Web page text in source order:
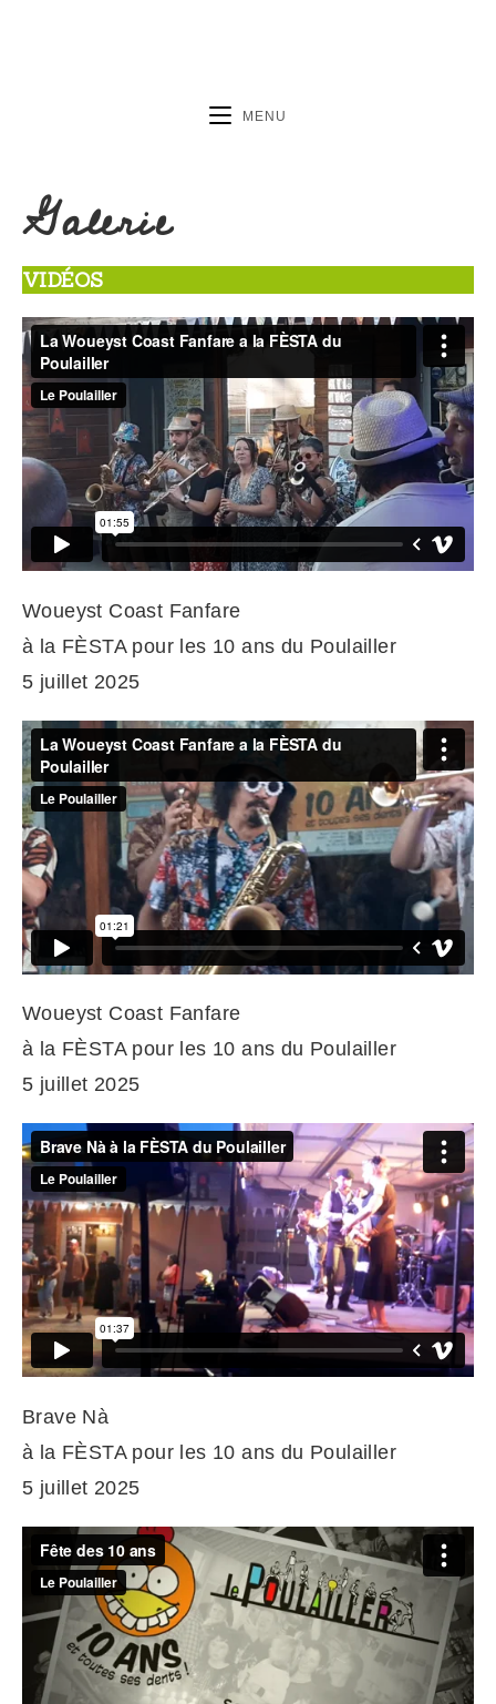
MENU
Galerie
VIDÉOS
Woueyst Coast Fanfare
à la FÈSTA pour les 10 ans du Poulailler
5 juillet 2025
Woueyst Coast Fanfare
à la FÈSTA pour les 10 ans du Poulailler
5 juillet 2025
Brave Nà
à la FÈSTA pour les 10 ans du Poulailler
5 juillet 2025